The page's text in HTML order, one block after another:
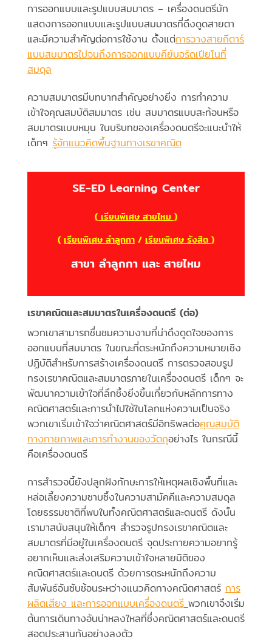
การออกแบบและรูปแบบสมมาตร – เครื่องดนตรีมัก
แสดงการออกแบบและรูปแบบสมมาตรที่ดึงดูดสายตา
และมีความสำคัญต่อการใช้งาน ตั้งแต่การวางสายกีตาร์
แบบสมมาตรไปจนถึงการออกแบบคีย์บอร์ดเปียโนที่
สมดุล
ความสมมาตรมีบทบาทสำคัญอย่างยิ่ง การทำความ
เข้าใจคุณสมบัติสมมาตร เช่น สมมาตรแบบสะท้อนหรือ
สมมาตรแบบหมุน ในบริบทของเครื่องดนตรีจะแนะนำให้
เด็กๆ รู้จักแนวคิดพื้นฐานทางเรขาคณิต
SE-ED Learning Center
( เรียนพิเศษ สายไหม )
( เรียนพิเศษ ลำลูกกา / เรียนพิเศษ รังสิต )
สาขา ลำลูกกา และ สายไหม
เรขาคณิตและสมมาตรในเครื่องดนตรี (ต่อ)
พวกเขาสามารถชื่นชมความงามที่น่าดึงดูดใจของการ
ออกแบบที่สมมาตร ในขณะที่ตระหนักถึงความหมายเชิง
ปฏิบัติสำหรับการสร้างเครื่องดนตรี การตรวจสอบรูป
ทรงเรขาคณิตและสมมาตรภายในเครื่องดนตรี เด็กๆ จะ
พัฒนาความเข้าใจที่ลึกซึ้งยิ่งขึ้นเกี่ยวกับหลักการทาง
คณิตศาสตร์และการนำไปใช้ในโลกแห่งความเป็นจริง
พวกเขาเริ่มเข้าใจว่าคณิตศาสตร์มีอิทธิพลต่อคุณสมบัติ
ทางกายภาพและการทำงานของวัตถุอย่างไร ในกรณีนี้
คือเครื่องดนตรี
การสำรวจนี้ยังปลูกฝังทักษะการให้เหตุผลเชิงพื้นที่และ
หล่อเลี้ยงความซาบซึ้งในความสามัคคีและความสมดุล
โดยธรรมชาติที่พบในทั้งคณิตศาสตร์และดนตรี ดังนั้น
เรามาสนับสนุนให้เด็กๆ สำรวจรูปทรงเรขาคณิตและ
สมมาตรที่มีอยู่ในเครื่องดนตรี จุดประกายความอยากรู้
อยากเห็นและส่งเสริมความเข้าใจหลายมิติของ
คณิตศาสตร์และดนตรี ด้วยการตระหนักถึงความ
สัมพันธ์อันซับซ้อนระหว่างแนวคิดทางคณิตศาสตร์ การ
ผลิตเสียง และการออกแบบเครื่องดนตรี พวกเขาจึงเริ่ม
ต้นการเดินทางอันน่าหลงใหลที่ซึ่งคณิตศาสตร์และดนตรี
สอดประสานกันอย่างลงตัว